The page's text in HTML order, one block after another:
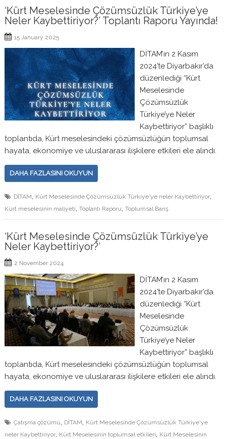
‘Kürt Meselesinde Çözümsüzlük Türkiye’ye
Neler Kaybettiriyor?’ Toplantı Raporu Yayında!
15 January 2025
DİTAM’ın 2 Kasım
2024’te Diyarbakır’da
düzenlediği “Kürt
Meselesinde
Çözümsüzlük
Türkiye’ye Neler
Kaybettiriyor” başlıklı
toplantıda, Kürt meselesindeki çözümsüzlüğün toplumsal
hayata, ekonomiye ve uluslararası ilişkilere etkileri ele alındı.
DAHA FAZLASINI OKUYUN
DİTAM, Kürt Meselesinde Çözümsüzlük Türkiye'ye neler Kaybettiriyor,
Kürt meselesinin maliyeti,Toplantı Raporu,Toplumsal Barış
‘Kürt Meselesinde Çözümsüzlük Türkiye’ye
Neler Kaybettiriyor?’
2 November 2024
DİTAM’ın 2 Kasım
2024’te Diyarbakır’da
düzenlediği “Kürt
Meselesinde
Çözümsüzlük
Türkiye’ye Neler
Kaybettiriyor” başlıklı
toplantıda, Kürt meselesindeki çözümsüzlüğün toplumsal
hayata, ekonomiye ve uluslararası ilişkilere etkileri ele alındı.
DAHA FAZLASINI OKUYUN
Çatışma çözümü, DİTAM, Kürt Meselesinde Çözümsüzlük Türkiye'ye
neler Kaybettiriyor, Kürt Meselesinin toplumsal etkileri, Kürt Meselesinin